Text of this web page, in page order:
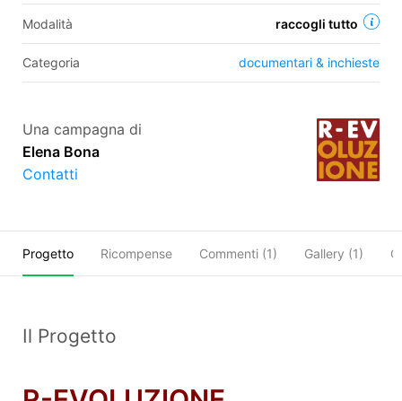
Modalità raccogli tutto
Categoria documentari & inchieste
Una campagna di
Elena Bona
Contatti
Progetto Ricompense Commenti (1) Gallery (1)
Il Progetto